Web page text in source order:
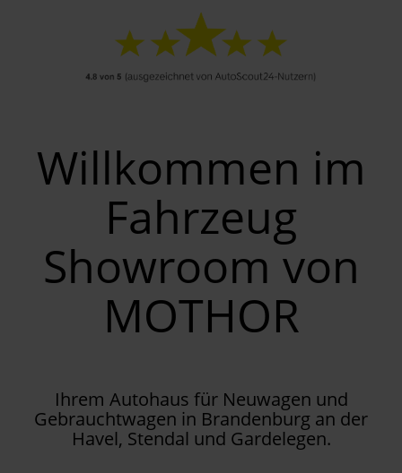
Willkommen im
Fahrzeug
Showroom von
MOTHOR
Ihrem Autohaus für Neuwagen und
Gebrauchtwagen in Brandenburg an der
Havel, Stendal und Gardelegen.